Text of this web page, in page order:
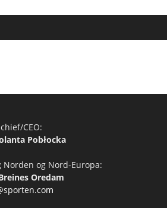
CEO:
Pobłocka
Norden og Nord-Europa:
Oredam